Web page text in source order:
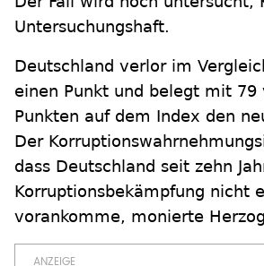
Untersuchungshaft.
Deutschland verlor im
einen Punkt und belegt mit 79
Punkten auf dem Index den
Der
dass Deutschland seit zehn
Korruptionsbekämpfung nicht
vorankomme, monierte